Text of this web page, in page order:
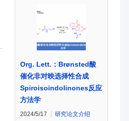
Org. Lett.：Brønsted酸
催化非对映选择性合成
Spiroisoindolinones反应
方法学
2024/5/17 研究论文介绍